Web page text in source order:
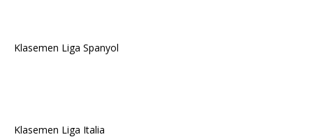
Klasemen Liga Spanyol
Klasemen Liga Italia